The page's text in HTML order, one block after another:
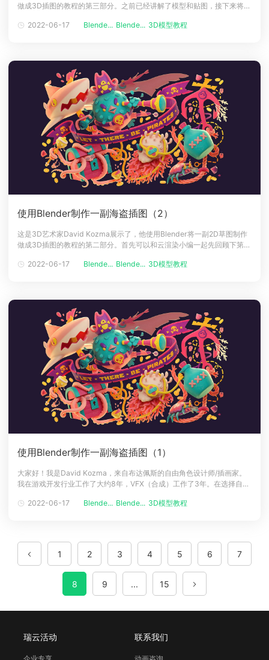
做成3D插图的教程的第三部分。之前已经讲解了模型和贴图，接下来将是
Blender制作一副海盗插图（2）合成在此之后，我使用Photoshop来合成
2022-06-17 Blende... Blende... 3D模型教程
使用Blender制作一副海盗插图（2）
这是3D艺术家David Kozma展示了，他使用Blender将一副2D草图制作
做成3D插图的教程的第二部分。首先可以和云渲染小编一起先回顾下第一
再试了很多方式之后，我使用了经典雕刻 + 重新拓扑方法让它们看起来像
2022-06-17 Blende... Blende... 3D模型教程
使用Blender制作一副海盗插图（1）
大家好！我是David Kozma，来自布达佩斯的自由角色设计师/插画家。
我在游戏开发行业工作了大约8年，VFX（合成）工作了3年。在选择自由
City Mania以及以艺术指导参与了Disney Getaway Blast等游戏。除此之
2022-06-17 Blende... Blende... 3D模型教程
1 2 3 4 5 6 7
8 9 ... 15
瑞云活动 联系我们